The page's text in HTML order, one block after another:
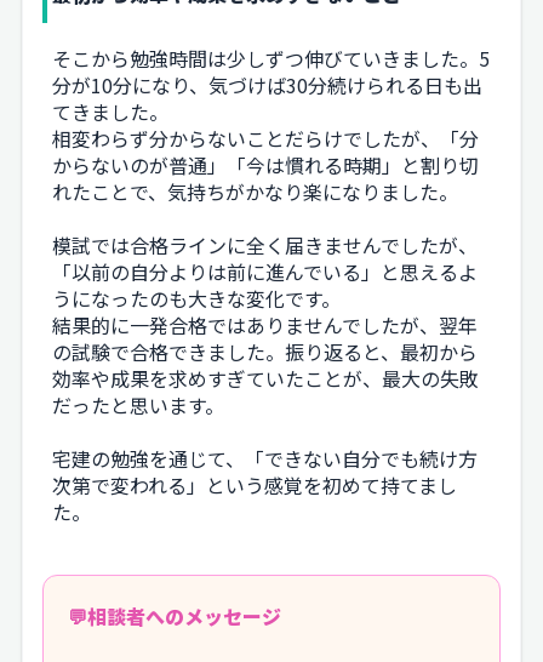
そこから勉強時間は少しずつ伸びていきました。5
分が10分になり、気づけば30分続けられる日も出
てきました。
相変わらず分からないことだらけでしたが、「分
からないのが普通」「今は慣れる時期」と割り切
れたことで、気持ちがかなり楽になりました。
模試では合格ラインに全く届きませんでしたが、
「以前の自分よりは前に進んでいる」と思えるよ
うになったのも大きな変化です。
結果的に一発合格ではありませんでしたが、翌年
の試験で合格できました。振り返ると、最初から
効率や成果を求めすぎていたことが、最大の失敗
だったと思います。
宅建の勉強を通じて、「できない自分でも続け方
次第で変われる」という感覚を初めて持てまし
た。
相談者へのメッセージ